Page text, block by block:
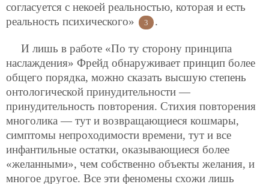
согласуется с некоей реальностью, которая и есть
реальность психического»
3 .
И лишь в работе «По ту сторону принципа
наслаждения» Фрейд обнаруживает принцип более
общего порядка, можно сказать высшую степень
онтологической принудительности —
принудительность повторения. Стихия повторения
многолика — тут и возвращающиеся кошмары,
симптомы непроходимости времени, тут и все
инфантильные остатки, оказывающиеся более
«желанными», чем собственно объекты желания, и
многое другое. Все эти феномены схожи лишь